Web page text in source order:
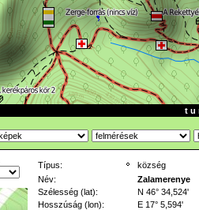
t u
Típus:
község
Név:
Zalamerenye
Szélesség (lat):
N 46° 34,524'
Hosszúság (lon):
E 17° 5,594'